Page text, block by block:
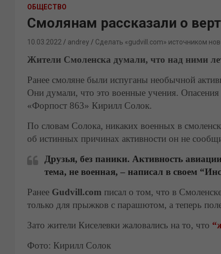
ОБЩЕСТВО
Смолянам рассказали о
10.03.2022 andrey Сделать «gudvill.com» источником
Жители Смоленска думали, что над ними
Ранее смоляне были испуганы необычной
Они думали, что это военные учения.
«Форпост 863» Кирилл Солок.
По словам Солока, никаких военных в
об истинных причинах активности он не
Друзья, без паники. Активность
тема, не военная, – написал в своем
Ранее Gudvill.com писал о том, что в
только для прыжков с парашютом, а теперь
Зато жители Киселевки жаловались на то, что
Фото: Кирилл Солок